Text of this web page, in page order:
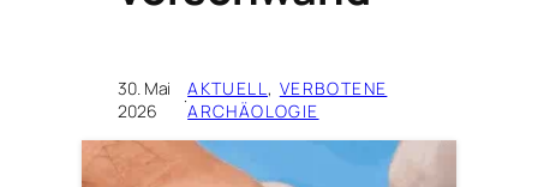
30. Mai
2026
·AKTUELL, VERBOTENE
ARCHÄOLOGIE